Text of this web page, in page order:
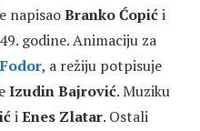
napisaoBranko Ćopići
godine. Animaciju za
, a režiju potpisuje
Izudin Bajrović. Muziku
iEnes Zlatar. Ostali